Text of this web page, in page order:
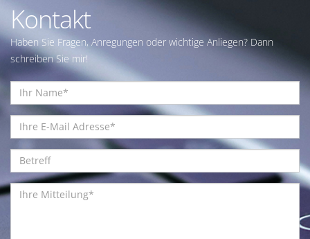
Kontakt
Haben Sie Fragen, Anregungen oder wichtige Anliegen? Dann
schreiben Sie mir!